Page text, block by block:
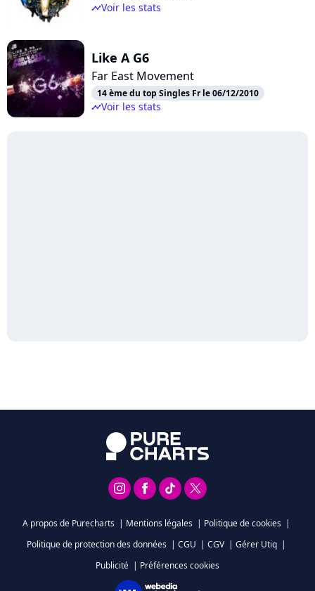
timelineVoir les stats
Like A G6
Far East Movement
14 ème du top Singles Fr le 06/12/2010
timelineVoir les stats
A propos de Purecharts | Mentions légales | Politique de cookies |
Politique de protection des données | CGU | CGV | Gérer Utiq |
Publicité | Préférences cookies